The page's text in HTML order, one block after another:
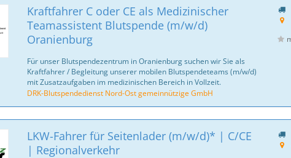
Kraftfahrer C oder CE als Medizinischer
Teamassistent Blutspende (m/w/d)
Oranienburg
Für unser Blutspendezentrum in Oranienburg suchen wir Sie als
Kraftfahrer / Begleitung unserer mobilen Blutspendeteams (m/w/d)
mit Zusatzaufgaben im medizinischen Bereich in Vollzeit.
DRK-Blutspendedienst Nord-Ost gemeinnützige GmbH
LKW-Fahrer für Seitenlader (m/w/d)* | C/CE
| Regionalverkehr